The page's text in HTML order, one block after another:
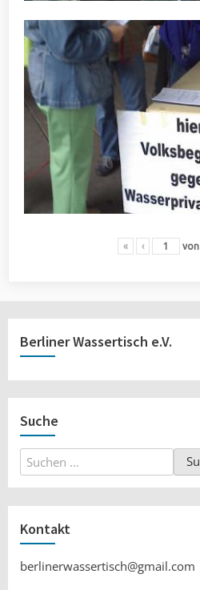
« ‹ von
Berliner Wassertisch e.V.
Suche
Suchen
nach:
Kontakt
berlinerwassertisch@gmail.com